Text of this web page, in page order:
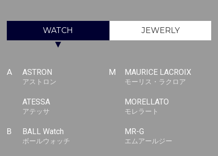
WATCH JEWERLY
▼
A ASTRON
アストロン
ATESSA
アテッサ
B BALL Watch
ボールウォッチ
M MAURICE LACROIX
モーリス・ラクロア
MORELLATO
モレラート
MR-G
エムアールジー